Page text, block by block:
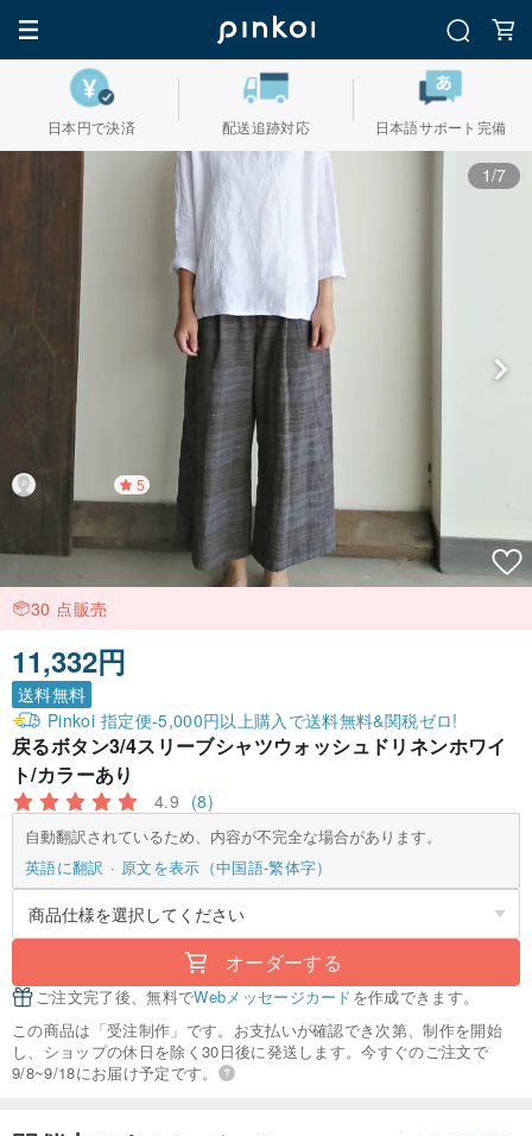
日本円で決済 配送追跡対応 日本語サポート完備
1/7
5
30 点販売
11,332円
送料無料
Pinkoi 指定便-5,000円以上購入で送料無料&関税ゼロ!
戻るボタン3/4スリーブシャツウォッシュドリネンホワイ
ト/カラーあり
4.9 (8)
自動翻訳されているため、内容が不完全な場合があります。
英語に翻訳
原文を表示（中国語-繁体字）
オーダーする
ご注文完了後、無料でWebメッセージカードを作成できます。
この商品は「受注制作」です。お支払いが確認でき次第、制作を開始
し、ショップの休日を除く30日後に発送します。今すぐのご注文で
9/8~9/18にお届け予定です。